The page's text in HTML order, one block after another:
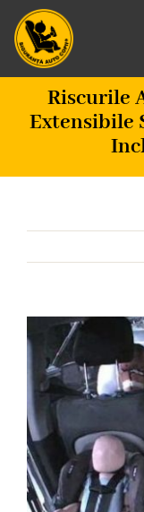
Salt
conținut
Centru De
Fundatia SAC
Programare
CAUTARE...
Riscurile
Extensibile
imaginea
mai
mare